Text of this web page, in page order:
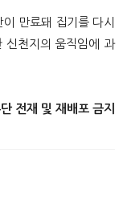
만료돼 집기를 다시
신천지의 움직임에 과
전재 및 재배포 금지